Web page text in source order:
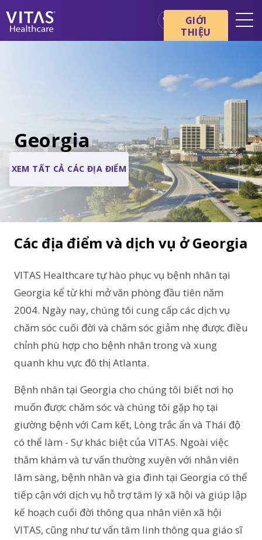
Chuyên gia chăm sóc sức
Gia đình và người chăm sóc
GIỚI
THIỆU
Georgia
XEM TẤT CẢ CÁC ĐỊA ĐIỂM
Các địa điểm và dịch vụ ở Georgia
VITAS Healthcare tự hào phục vụ bệnh nhân tại
Georgia kể từ khi mở văn phòng đầu tiên năm
2004. Ngày nay, chúng tôi cung cấp các dịch vụ
chăm sóc cuối đời và chăm sóc giảm nhẹ được điều
chỉnh phù hợp cho bệnh nhân trong và xung
quanh khu vực đô thị Atlanta.
Bệnh nhân tại Georgia cho chúng tôi biết nơi họ
muốn được chăm sóc và chúng tôi gặp họ tại
giường bệnh với Cam kết, Lòng trắc ẩn và Thái độ
có thể làm - Sự khác biệt của VITAS. Ngoài việc
thăm khám và tư vấn thường xuyên với nhân viên
lâm sàng, bệnh nhân và gia đình tại Georgia có thể
tiếp cận với dịch vụ hỗ trợ tâm lý xã hội và giúp lập
kế hoạch cuối đời thông qua nhân viên xã hội
VITAS, cũng như tư vấn tâm linh thông qua giáo sĩ